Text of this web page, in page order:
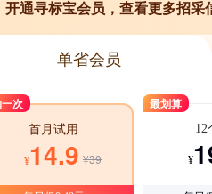
开通寻标宝会员，查看更多招采
单省会员
次
首月试用
¥14.9 ¥39
最划算
12
¥